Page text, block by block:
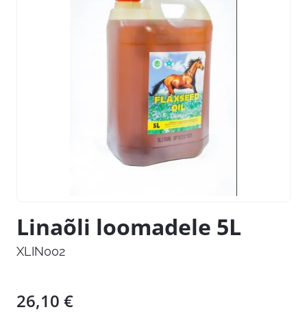
Linaõli loomadele 5L
XLIN002
26,10 €